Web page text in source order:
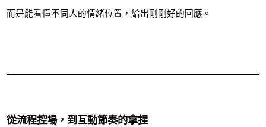
而是能看懂不同人的情緒位置，給出剛剛好的回應。
從流程控場，到互動節奏的拿捏